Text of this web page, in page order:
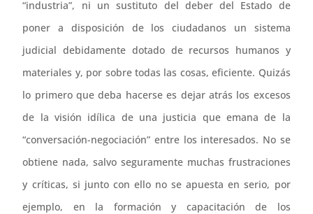
“industria”, ni un sustituto del deber del Estado de
poner a disposición de los ciudadanos un sistema
judicial debidamente dotado de recursos humanos y
materiales y, por sobre todas las cosas, eficiente. Quizás
lo primero que deba hacerse es dejar atrás los excesos
de la visión idílica de una justicia que emana de la
“conversación-negociación” entre los interesados. No se
obtiene nada, salvo seguramente muchas frustraciones
y críticas, si junto con ello no se apuesta en serio, por
ejemplo, en la formación y capacitación de los